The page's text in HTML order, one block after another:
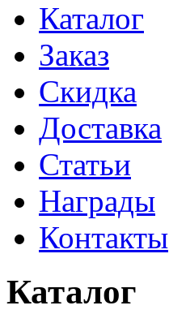
Каталог
Заказ
Скидка
Доставка
Статьи
Награды
Контакты
Каталог